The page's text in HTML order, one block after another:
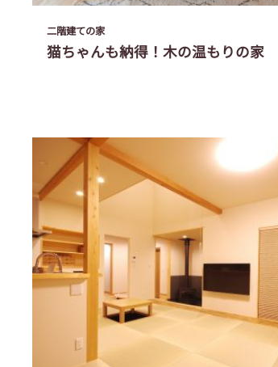
二階建ての家
猫ちゃんも納得！木の温もりの家